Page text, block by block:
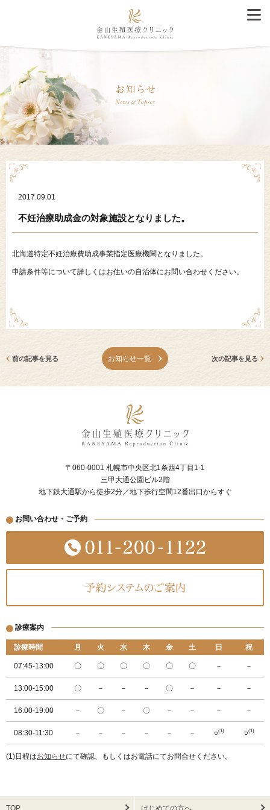
2017.09.01
不妊治療助成金の対象施設となりました。
北海道特定不妊治療費助成事業指定医療機関となりました。
申請条件等について詳しくはお住いの自治体にお問い合わせください。
前の記事を見る お知らせ一覧 次の記事を見る
〒060-0001 札幌市中央区北1条西4丁目1-1
三甲大通公園ビル2階
地下鉄大通駅から徒歩2分／地下歩行空間12番出口からすぐ
お問い合わせ・ご予約
診療案内
診療時間 月 火 水 木 金 土 日 祝
07:45-13:00 〇 〇 〇 〇 〇 〇 － －
13:00-15:00 〇 － － － 〇 － － －
16:00-19:00 － 〇 － 〇 － － － －
08:30-11:30 － － － － － － ○(1) ○(1)
(1)日程はお知らせにて確認、もしくはお電話にてお問合せください。
TOP はじめての方へ